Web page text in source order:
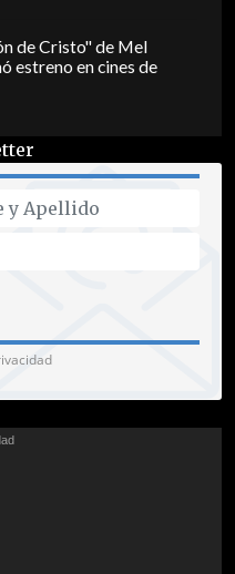
de Cristo" de Mel
estreno en cines de